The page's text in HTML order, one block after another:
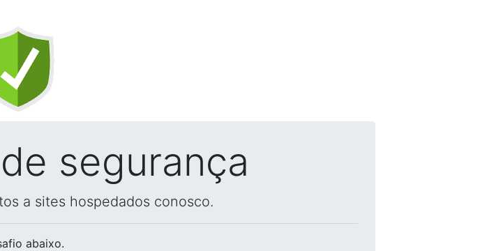
segurança
a sites hospedados conosco.
abaixo.